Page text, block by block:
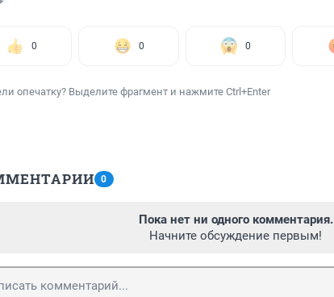
0 0 0
опечатку? Выделите фрагмент и нажмите Ctrl+Enter
0
Пока нет ни одного комментария.
Начните обсуждение первым!